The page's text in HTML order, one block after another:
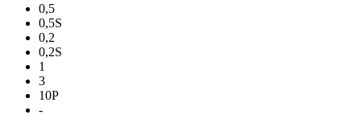
0,5
0,5S
0,2
0,2S
1
3
10P
-